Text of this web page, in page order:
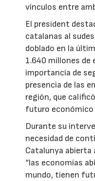
vínculos entre
El president
catalanas al
doblado en la
1.640 millones de
importancia de
presencia de las
región, que
futuro económico
Durante su
necesidad de
Catalunya abierta
“las economías
mundo, tienen